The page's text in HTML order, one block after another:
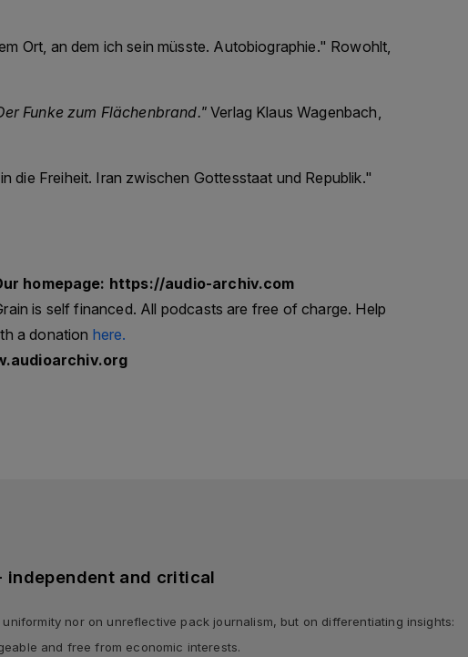
Ort, an dem ich sein müsste. Autobiographie." Rowohlt,
Funke zum Flächenbrand."Verlag Klaus Wagenbach,
die Freiheit. Iran zwischen Gottesstaat und Republik."
homepage: https://audio-archiv.com
is self financed. All podcasts are free of charge. Help
a donation here.
independent and critical
nor on unreflective pack journalism, but on differentiating insights:
and free from economic interests.